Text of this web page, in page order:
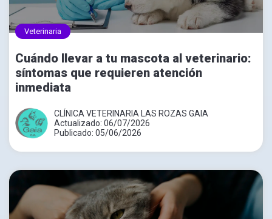
Veterinaria
Cuándo llevar a tu mascota al veterinario:
síntomas que requieren atención
inmediata
CLÍNICA VETERINARIA LAS ROZAS GAIA
Actualizado: 06/07/2026
Publicado: 05/06/2026